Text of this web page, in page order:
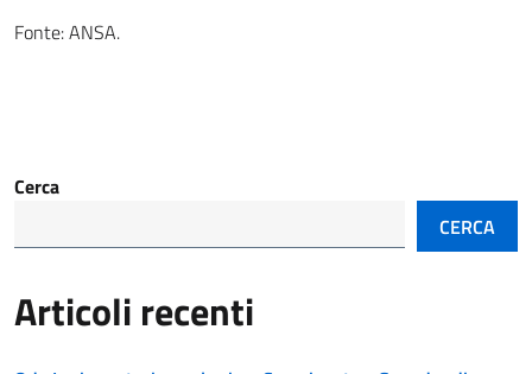
Fonte: ANSA.
Cerca
CERCA
Articoli recenti